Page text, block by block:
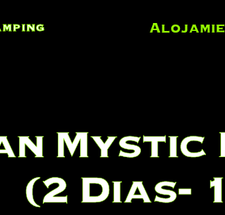
Mystic
(2 Dias-